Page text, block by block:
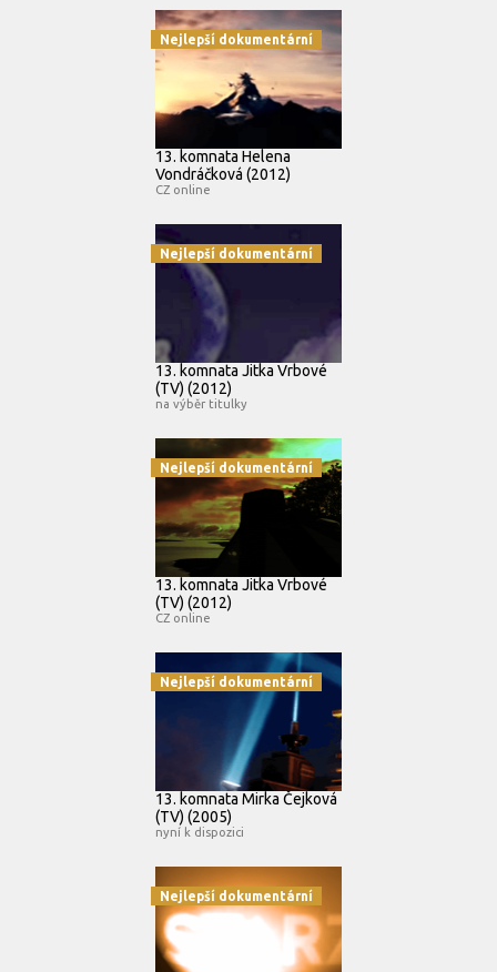
Nejlepší dokumentární
13. komnata Helena
Vondráčková (2012)
CZ online
Nejlepší dokumentární
13. komnata Jitka Vrbové
(TV) (2012)
na výběr titulky
Nejlepší dokumentární
13. komnata Jitka Vrbové
(TV) (2012)
CZ online
Nejlepší dokumentární
13. komnata Mirka Čejková
(TV) (2005)
nyní k dispozici
Nejlepší dokumentární